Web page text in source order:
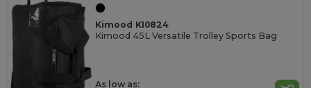
Kimood KI0824
Kimood 45L Versatile Trolley Sports Bag
As low as: